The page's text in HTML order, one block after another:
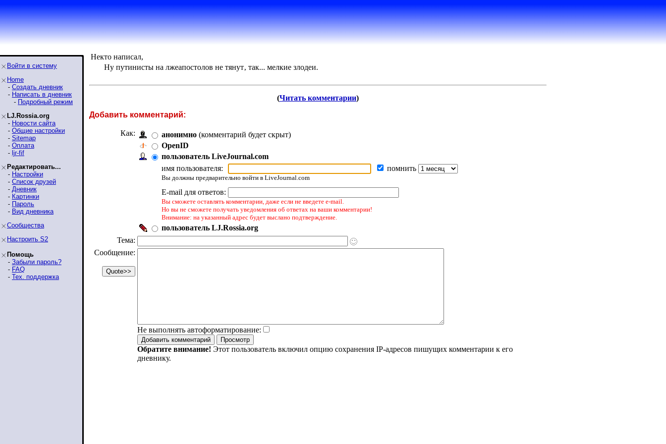
Войти в систему
Home
- Создать дневник
- Написать в дневник
- Подробный режим
LJ.Rossia.org
- Новости сайта
- Общие настройки
- Sitemap
- Оплата
- ljr-fif
Редактировать...
- Настройки
- Список друзей
- Дневник
- Картинки
- Пароль
- Вид дневника
Сообщества
Настроить S2
Помощь
- Забыли пароль?
- FAQ
- Тех. поддержка
Некто написал,
Ну путинисты на лжеапостолов не тянут‚ так... мелкие злодеи.
(Читать комментарии)
Добавить комментарий:
Как: анонимно (комментарий будет скрыт)
OpenID
пользователь LiveJournal.com
имя пользователя:
помнить
Вы должны предварительно войти в LiveJournal.com
E-mail для ответов:
Вы сможете оставлять комментарии, даже если не введете e-mail.
Но вы не сможете получать уведомления об ответах на ваши комментарии!
Внимание: на указанный адрес будет выслано подтверждение.
пользователь LJ.Rossia.org
Тема:
Сообщение:
Не выполнять автоформатирование:
Обратите внимание! Этот пользователь включил опцию сохранения IP-адресов пишущих комментарии к его
дневнику.